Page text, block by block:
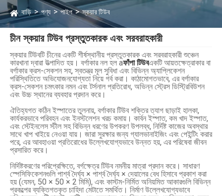
বাড়ি পণ্য পাইপ স্কয়ার টিউব
চীন স্কয়ার টিউব প্রস্তুতকারক এবং সরবরাহকারী
স্কয়ার টিউবটি চীনের একটি শীর্ষস্থানীয় প্রস্তুতকারক এবং সরবরাহকারী শুঞ্চেন
কারখানা দ্বারা উত্পাদিত হয়। বর্গাকার নল হল aফাঁপা টিউবএকটি আয়তক্ষেত্রাকার বা
বর্গাকার ক্রস-সেকশন সহ, স্বতন্ত্র মূল সুবিধা এবং বিভিন্ন অ্যাপ্লিকেশন
পরিস্থিতিতে অভিযোজনযোগ্যতা নিয়ে গর্ব করা। কাঠামোগতভাবে, এর বর্গাকার
ক্রস-সেকশন চমৎকার নমন এবং টর্সনাল প্রতিরোধ, অভিন্ন স্ট্রেস ডিস্ট্রিবিউশন
এবং উচ্চ স্থানের ব্যবহার প্রদান করে।
ঐতিহ্যগত কঠিন ইস্পাতের তুলনায়, বর্গাকার টিউব শক্তির ত্যাগ ছাড়াই হালকা,
কার্যকরভাবে পরিবহন এবং ইনস্টলেশন খরচ কমায়। কার্বন ইস্পাত, কম খাদ ইস্পাত,
এবং স্টেইনলেস স্টীল সহ বিভিন্ন ধরণের উপকরণ উপলব্ধ, নির্দিষ্ট কাজের অবস্থার
সাথে খাপ খাইয়ে নেওয়া যায়। জারা সুরক্ষার জন্য গ্যালভানাইজিং এবং পেইন্টিং করার
পরে, এর আবহাওয়া প্রতিরোধের উল্লেখযোগ্যভাবে উন্নত হয়, এর পরিষেবা জীবন
প্রসারিত করে।
নির্দিষ্টকরণের পরিপ্রেক্ষিতে, বর্গক্ষেত্র টিউব নমনীয় মাত্রা প্রদান করে। সাধারণ
স্পেসিফিকেশনগুলি পার্শ্ব দৈর্ঘ্য × পার্শ্ব দৈর্ঘ্য × দেয়ালের বেধ হিসাবে প্রকাশ করা
হয় (যেমন, 50 × 50 × 2 মিমি), এবং কাস্টম-নির্মিত অনিয়মিত আকারগুলি বিভিন্ন
প্রকল্পের ব্যক্তিগতকৃত চাহিদা মেটাতে সমর্থিত। নির্মাণ উল্লেখযোগ্যভাবে